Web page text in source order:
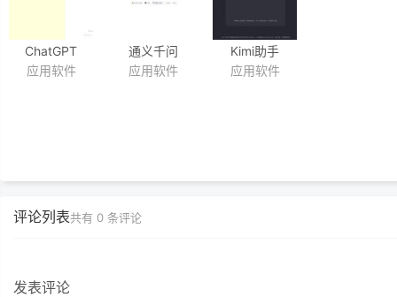
豆包
应用软件
Deepseek
应用软件
文心一言
应用软件
ChatGPT
应用软件
通义千问
应用软件
Kimi助手
应用软件
评论列表共有 0 条评论
发表评论